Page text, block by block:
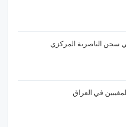
سجن الناصرية المركزي
في العراق